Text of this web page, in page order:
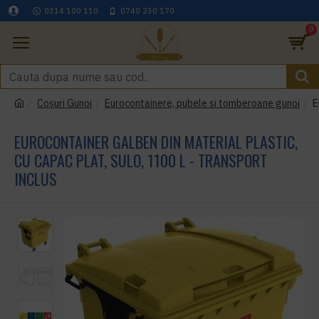
0314 100 110 0740 230 170
0
Coşuri Gunoi Eurocontainere, pubele si tomberoane gunoi
EUROCONTAINER GALBEN DIN MATERIAL PLASTIC,
CU CAPAC PLAT, SULO, 1100 L - TRANSPORT
INCLUS